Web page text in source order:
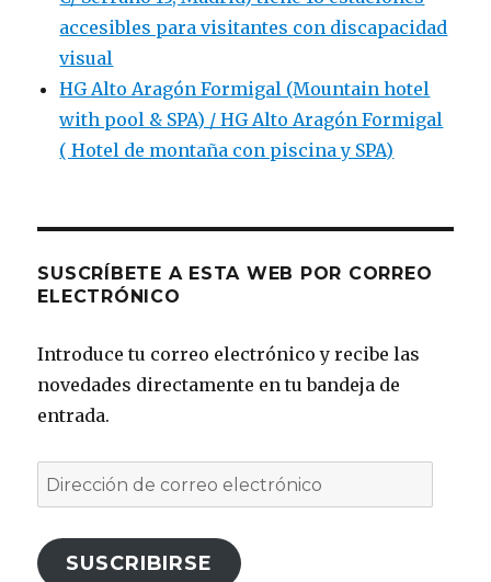
accesibles para visitantes con discapacidad
visual
HG Alto Aragón Formigal (Mountain hotel
with pool & SPA) / HG Alto Aragón Formigal
( Hotel de montaña con piscina y SPA)
SUSCRÍBETE A ESTA WEB POR CORREO
ELECTRÓNICO
Introduce tu correo electrónico y recibe las
novedades directamente en tu bandeja de
entrada.
Dirección
de
correo
electrónico
SUSCRIBIRSE